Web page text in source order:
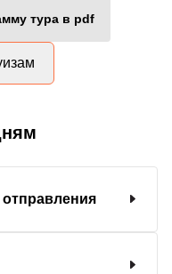
тура в pdf
отправления